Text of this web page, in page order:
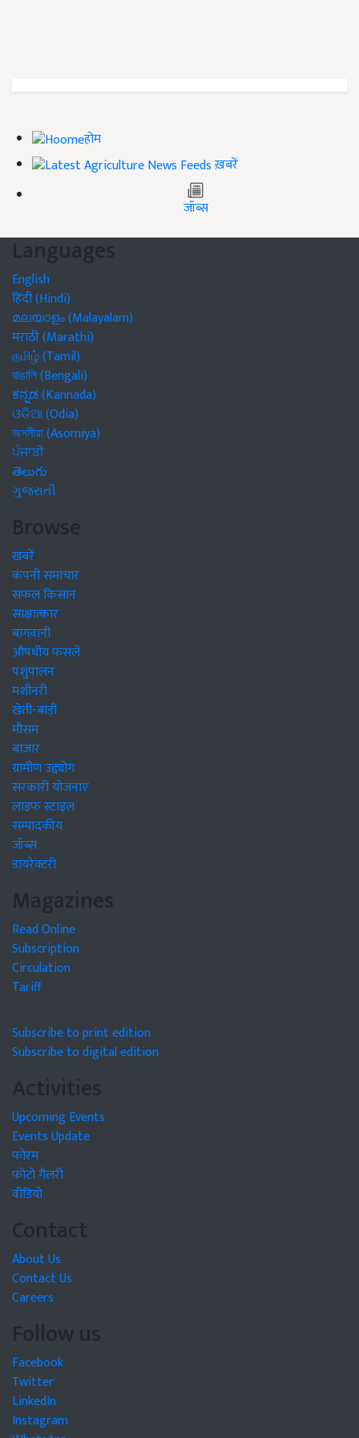
होम
ख़बरें
जॉब्स
Languages
English
हिंदी (Hindi)
മലയാളം (Malayalam)
मराठी (Marathi)
தமிழ் (Tamil)
বাঙালি (Bengali)
ಕನ್ನಡ (Kannada)
ଓଡିଆ (Odia)
অসমীয়া (Asomiya)
ਪੰਜਾਬੀ
తెలుగు
ગુજરાતી
Browse
खबरें
कंपनी समाचार
सफल किसान
साक्षात्कार
बागवानी
औषधीय फसलें
पशुपालन
मशीनरी
खेती-बाड़ी
मौसम
बाजार
ग्रामीण उद्द्योग
सरकारी योजनाएं
लाइफ स्टाइल
सम्पादकीय
जॉब्स
डायरेक्टरी
Magazines
Read Online
Subscription
Circulation
Tariff
Subscribe to print edition
Subscribe to digital edition
Activities
Upcoming Events
Events Update
फोरम
फोटो गैलरी
वीडियो
Contact
About Us
Contact Us
Careers
Follow us
Facebook
Twitter
LinkedIn
Instagram